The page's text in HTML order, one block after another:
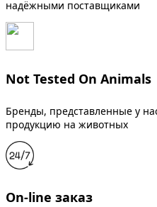
надёжными поставщиками
Not Tested On Animals
Бренды, представленные у
продукцию на животных
On-line заказ